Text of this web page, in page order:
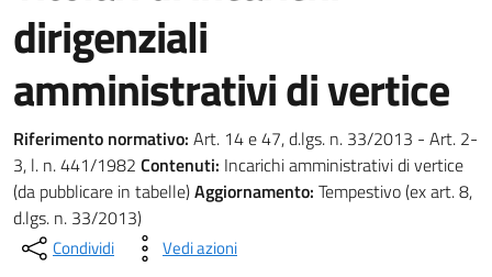
dirigenziali
amministrativi di vertice
Riferimento normativo: Art. 14 e 47, d.lgs. n. 33/2013 - Art. 2-
3, l. n. 441/1982 Contenuti: Incarichi amministrativi di vertice
(da pubblicare in tabelle)Aggiornamento: Tempestivo (ex art. 8,
d.lgs. n. 33/2013)
Condividi Vedi azioni